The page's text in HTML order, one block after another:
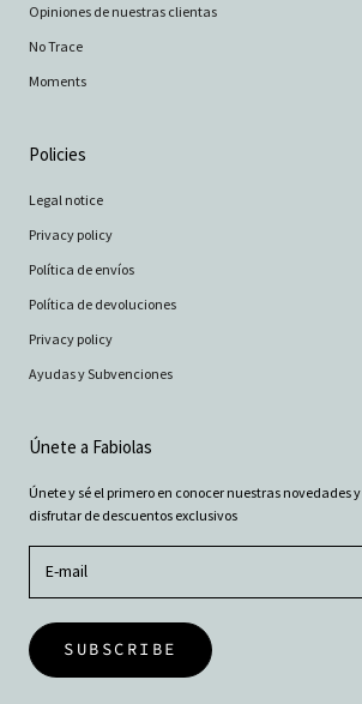
Opiniones de nuestras clientas
No Trace
Moments
Policies
Legal notice
Privacy policy
Política de envíos
Política de devoluciones
Privacy policy
Ayudas y Subvenciones
Únete a Fabiolas
Únete y sé el primero en conocer nuestras novedades y
disfrutar de descuentos exclusivos
SUBSCRIBE